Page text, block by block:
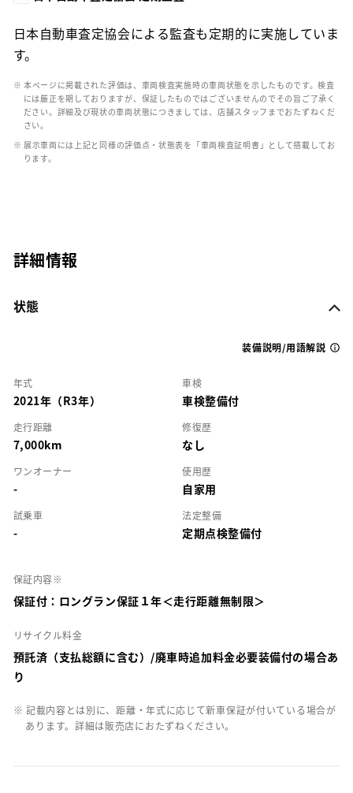
日本自動車査定協会による監査も定期的に実施していま
す。
※ 本ページに掲載された評価は、車両検査実施時の車両状態を示したものです。検査
には厳正を期しておりますが、保証したものではございませんのでその旨ご了承く
ださい。詳細及び現状の車両状態につきましては、店舗スタッフまでおたずねくだ
さい。
※ 展示車両には上記と同様の評価点・状態表を「車両検査証明書」として搭載してお
ります。
詳細情報
状態
装備説明/用語解説
年式
2021年（R3年）
車検
車検整備付
走行距離
7,000km
修復歴
なし
ワンオーナー
-
使用歴
自家用
試乗車
-
法定整備
定期点検整備付
保証内容※
保証付：ロングラン保証１年＜走行距離無制限＞
リサイクル料金
預託済（支払総額に含む）/廃車時追加料金必要装備付の場合あ
り
※ 記載内容とは別に、距離・年式に応じて新車保証が付いている場合が
あります。詳細は販売店におたずねください。